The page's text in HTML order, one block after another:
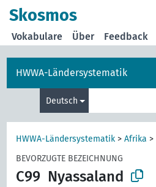
Skosmos
Vokabulare Über Feedback
HWWA-Ländersystematik
Deutsch
HWWA-Ländersystematik >Afrika >
BEVORZUGTE BEZEICHNUNG
C99 Nyassaland